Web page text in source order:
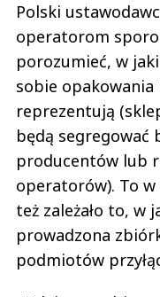
Polski
operatorom
porozumieć, w
sobie
reprezentują
będą segregować
producentów lub
operatorów). To
też zależało to, w
prowadzona
podmiotów